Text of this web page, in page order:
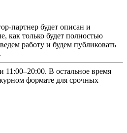
партнер будет описан и
как только будет полностью
работу и будем публиковать
11:00–20:00. В остальное время
формате для срочных